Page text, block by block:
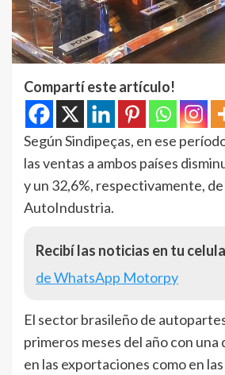
Compartí este artículo!
Según Sindipeças, en ese
las ventas a ambos países
y un 32,6%, respectivamente,
AutoIndustria.
Recibí las noticias en tu
de WhatsApp Motorpy
El sector brasileño de
primeros meses del año con
en las exportaciones como en